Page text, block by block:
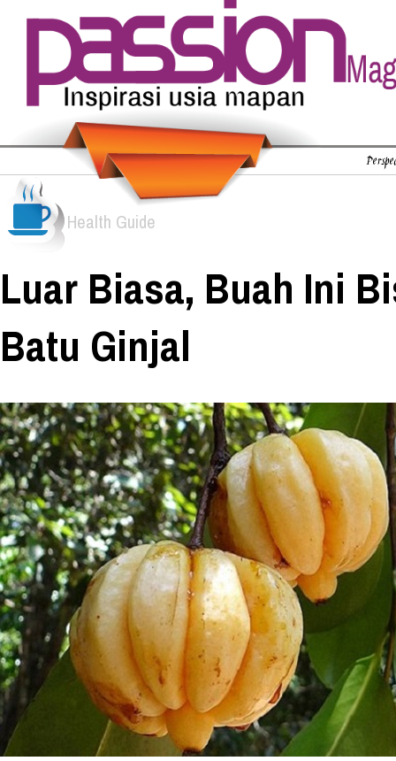
Health Guide
Luar Biasa, Buah Ini
Batu Ginjal